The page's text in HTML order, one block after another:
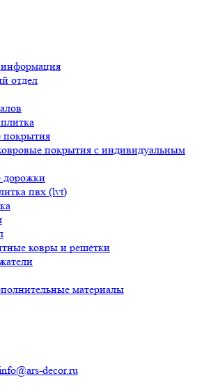
отдел
покрытия
покрытия с индивидуальным
дорожки
пвх (lvt)
ковры и решётки
материалы
decor.ru